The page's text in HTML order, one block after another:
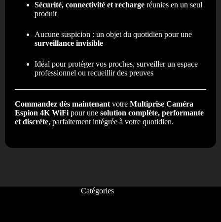
Sécurité, connectivité et recharge réunies en un seul
produit
Aucune suspicion : un objet du quotidien pour une
surveillance invisible
Idéal pour protéger vos proches, surveiller un espace
professionnel ou recueillir des preuves
Commandez dès maintenant votre Multiprise Caméra
Espion 4K WiFi pour une solution complète, performante
et discrète, parfaitement intégrée à votre quotidien.
Catégories